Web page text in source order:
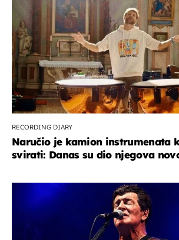
RECORDING DIARY
Naručio je kamion instrumenata
svirati: Danas su dio njegova